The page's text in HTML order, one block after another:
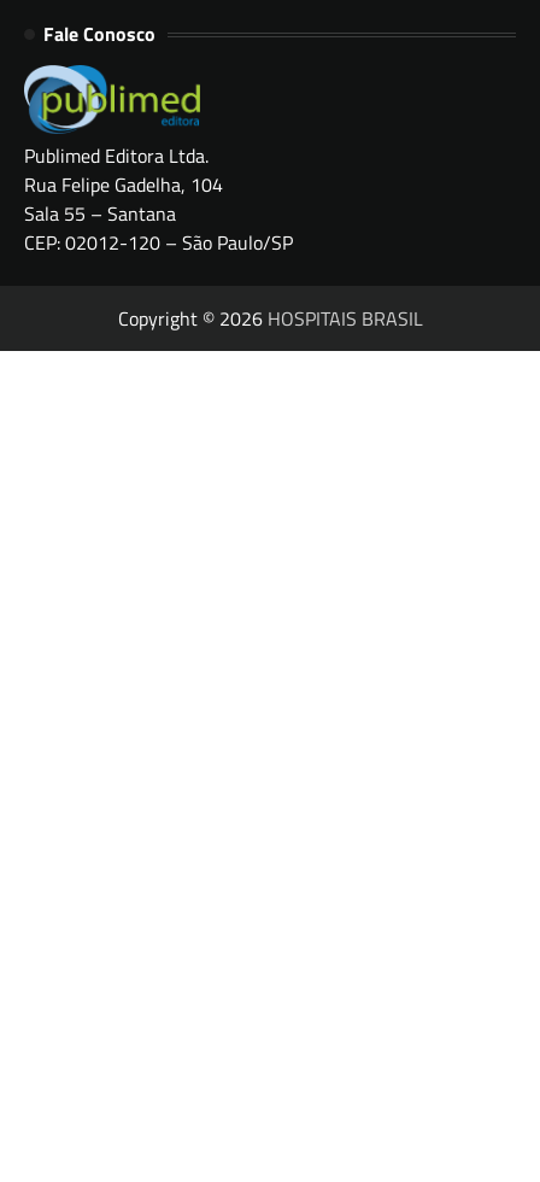
Fale Conosco
Publimed Editora Ltda.
Rua Felipe Gadelha, 104
Sala 55 – Santana
CEP: 02012-120 – São Paulo/SP
Copyright © 2026 HOSPITAIS BRASIL